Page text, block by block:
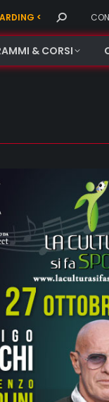
< Search:
& CORSI